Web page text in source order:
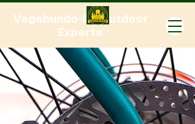
Vagabundo-Ihr Outdoor
Experte